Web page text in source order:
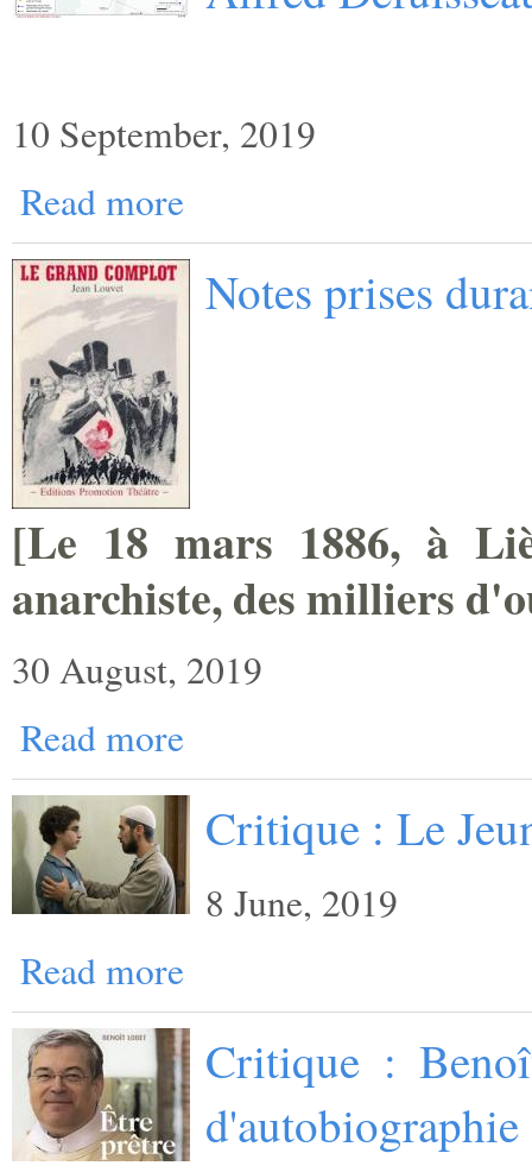
10 September, 2019
Read more
Notes prises
[Le 18 mars 1886, à
anarchiste, des milliers
30 August, 2019
Read more
Critique : Le
8 June, 2019
Read more
Critique :